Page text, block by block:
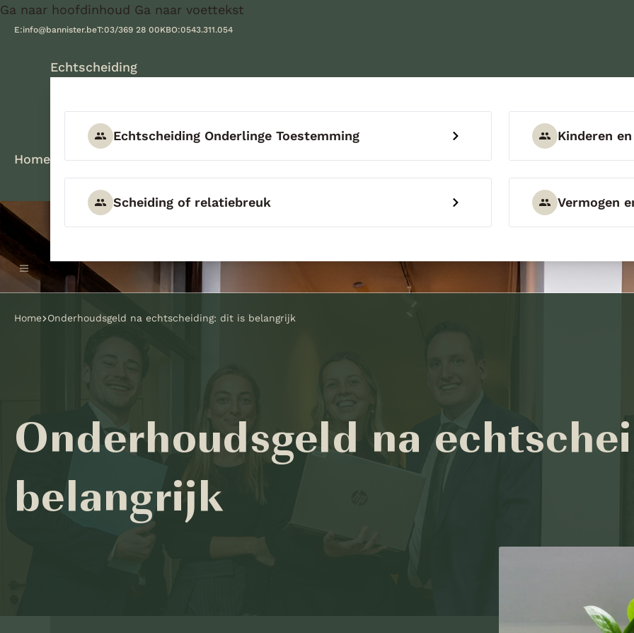
Ga naar hoofdinhoud Ga naar voettekst
E:info@bannister.beT:03/369 28 00KBO:0543.311.054
Home
Echtscheiding
Echtscheiding Onderlinge Toestemming Kinderen
Scheiding of relatiebreuk Vermogen
Home Onderhoudsgeld na echtscheiding: dit is belangrijk
Onderhoudsgeld na
belangrijk